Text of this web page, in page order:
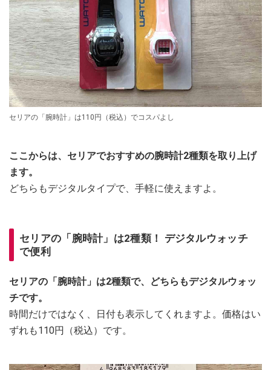
セリアの「腕時計」は110円（税込）でコスパよし
ここからは、セリアでおすすめの腕時計2種類を取り上げ
ます。
どちらもデジタルタイプで、手軽に使えますよ。
セリアの「腕時計」は2種類！ デジタルウォッチ
で便利
セリアの「腕時計」は2種類で、どちらもデジタルウォッ
チです。
時間だけではなく、日付も表示してくれますよ。価格はい
ずれも110円（税込）です。